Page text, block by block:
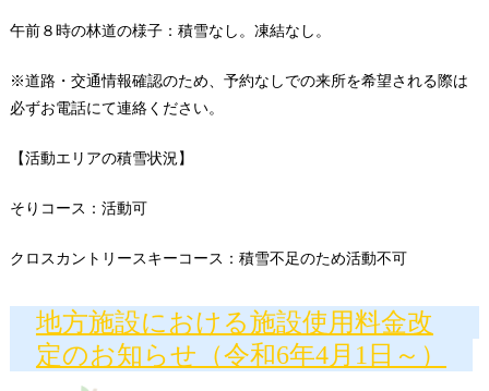
午前８時の林道の様子：積雪なし。凍結なし。
※道路・交通情報確認のため、予約なしでの来所を希望される際は
必ずお電話にて連絡ください。
【活動エリアの積雪状況】
そりコース：活動可
クロスカントリースキーコース：積雪不足のため活動不可
地方施設における施設使用料金改
定のお知らせ（令和6年4月1日～）